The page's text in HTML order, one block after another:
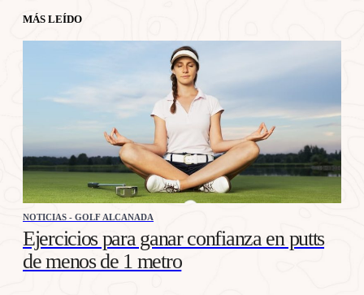
MÁS LEÍDO
NOTICIAS - GOLF ALCANADA
Ejercicios para ganar confianza en putts
de menos de 1 metro